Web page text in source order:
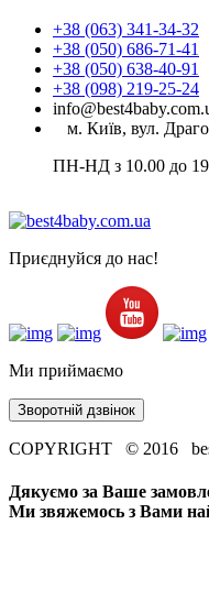
+38 (063) 341-34-32
+38 (050) 686-71-41
+38 (050) 638-40-91
+38 (098) 219-25-24
м. Київ, вул.
ПН-НД з 10.00 до
Приєднуйся до нас!
Ми приймаємо
Зворотній дзвінок
COPYRIGHT © 2016
Дякуємо за Ваше
Ми звяжемось з Вами